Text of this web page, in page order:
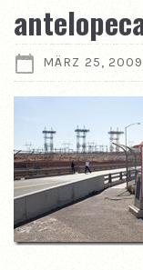
KONTAKT
ÜBER MICH
MÄRZ 25, 2009